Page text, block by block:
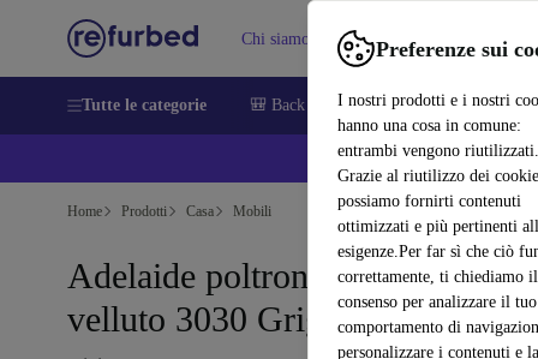
Preferenze sui
I nostri prodotti e i nostri
hanno una cosa in comune:
entrambi vengono riutilizzati.
Grazie al riutilizzo dei
possiamo fornirti contenuti
ottimizzati e più pertinenti
esigenze.Per far sì che ciò
correttamente, ti chiediamo il
consenso per analizzare il tuo
comportamento di
personalizzare i contenuti e la
Chi siamo Vendere Assistenza
Tutte le categorie 🎒 Back to school Smartphone
💰
Home Prodotti Casa Mobili
Adelaide poltrona girevole
velluto 3030 Grigio